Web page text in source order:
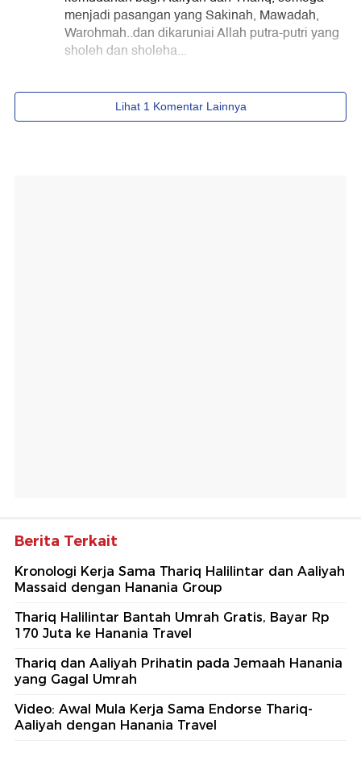
Berita Terkait
Kronologi Kerja Sama Thariq Halilintar dan Aaliyah
Massaid dengan Hanania Group
Thariq Halilintar Bantah Umrah Gratis, Bayar Rp
170 Juta ke Hanania Travel
Thariq dan Aaliyah Prihatin pada Jemaah Hanania
yang Gagal Umrah
Video: Awal Mula Kerja Sama Endorse Thariq-
Aaliyah dengan Hanania Travel